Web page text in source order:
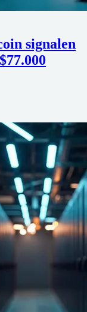
signalen